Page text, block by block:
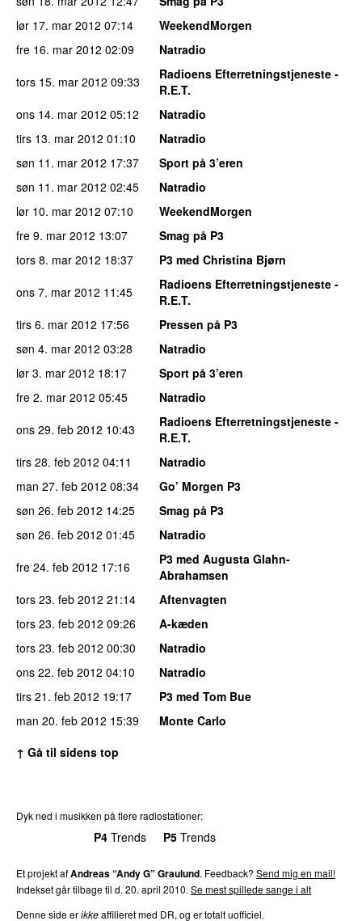
lør 17. mar 2012 07:14
WeekendMorgen
fre 16. mar 2012 02:09
Natradio
tors 15. mar 2012 09:33
Radioens Efterretningstjeneste -
R.E.T.
ons 14. mar 2012 05:12
Natradio
tirs 13. mar 2012 01:10
Natradio
søn 11. mar 2012 17:37
Sport på 3’eren
søn 11. mar 2012 02:45
Natradio
lør 10. mar 2012 07:10
WeekendMorgen
fre 9. mar 2012 13:07
Smag på P3
tors 8. mar 2012 18:37
P3 med Christina Bjørn
ons 7. mar 2012 11:45
Radioens Efterretningstjeneste -
R.E.T.
tirs 6. mar 2012 17:56
Pressen på P3
søn 4. mar 2012 03:28
Natradio
lør 3. mar 2012 18:17
Sport på 3’eren
fre 2. mar 2012 05:45
Natradio
ons 29. feb 2012 10:43
Radioens Efterretningstjeneste -
R.E.T.
tirs 28. feb 2012 04:11
Natradio
man 27. feb 2012 08:34
Go’ Morgen P3
søn 26. feb 2012 14:25
Smag på P3
søn 26. feb 2012 01:45
Natradio
fre 24. feb 2012 17:16
P3 med Augusta Glahn-
Abrahamsen
tors 23. feb 2012 21:14
Aftenvagten
tors 23. feb 2012 09:26
A-kæden
tors 23. feb 2012 00:30
Natradio
ons 22. feb 2012 04:10
Natradio
tirs 21. feb 2012 19:17
P3 med Tom Bue
man 20. feb 2012 15:39
Monte Carlo
↑ Gå til sidens top
Dyk ned i musikken på flere radiostationer:
P4 Trends P5 Trends
Et projekt afAndreas “Andy G” Graulund. Feedback? Send mig en mail!
Indekset går tilbage til d. 20. april 2010. Se mest spillede sange i alt
Denne side erikkeaffilieret med DR, og er totalt uofficiel.